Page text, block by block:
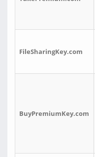
FileSharingKey.com
BuyPremiumKey.com